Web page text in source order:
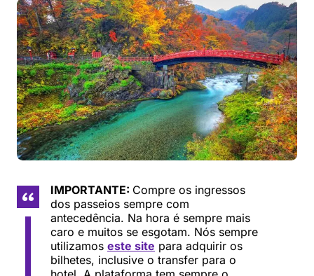
IMPORTANTE: Compre os ingressos
dos passeios sempre com
antecedência. Na hora é sempre mais
caro e muitos se esgotam. Nós sempre
utilizamos este site para adquirir os
bilhetes, inclusive o transfer para o